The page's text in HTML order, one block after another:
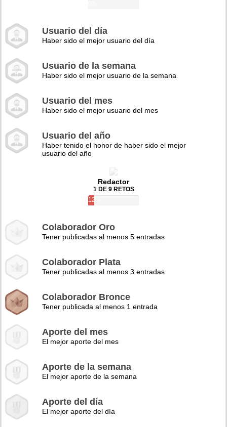
Usuario del día
Haber sido el mejor usuario del día
Usuario de la semana
Haber sido el mejor usuario de la semana
Usuario del mes
Haber sido el mejor usuario del mes
Usuario del año
Haber tenido el honor de haber sido el mejor
usuario del año
Redactor
1 DE 9 RETOS
12%
Colaborador Oro
Tener publicadas al menos 5 entradas
Colaborador Plata
Tener publicadas al menos 3 entradas
Colaborador Bronce
Tener publicada al menos 1 entrada
Aporte del mes
El mejor aporte del mes
Aporte de la semana
El mejor aporte de la semana
Aporte del día
El mejor aporte del día